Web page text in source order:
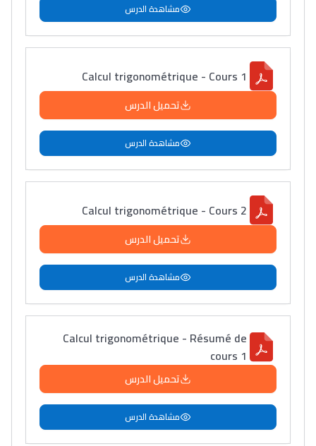
مشاهدة الدرس
Calcul trigonométrique - Cours 1
تحميل الدرس
مشاهدة الدرس
Calcul trigonométrique - Cours 2
تحميل الدرس
مشاهدة الدرس
Calcul trigonométrique - Résumé de
cours 1
تحميل الدرس
مشاهدة الدرس